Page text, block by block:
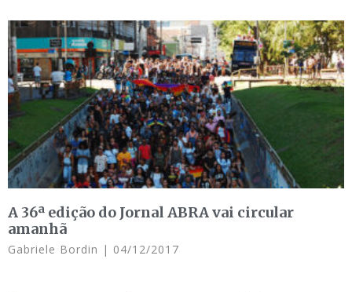
A 36ª edição do Jornal ABRA vai circular
amanhã
Gabriele Bordin 04/12/2017